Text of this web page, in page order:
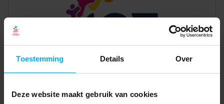
Toestemming Details Over
Deze website maakt gebruik van cookies